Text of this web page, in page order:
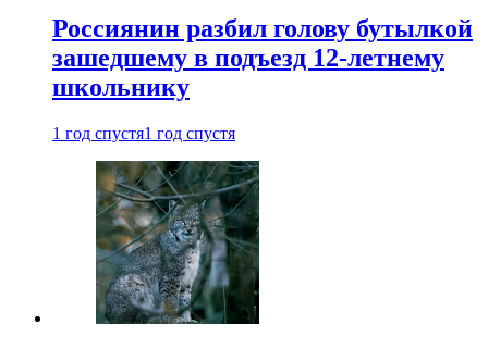
Россиянин разбил голову бутылкой
зашедшему в подъезд 12-летнему
школьнику
1 год спустя1 год спустя